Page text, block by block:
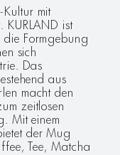
mit
ist
Formgebung
sich
Das
aus
macht den
zeitlosen
Mit einem
der Mug
Tee, Matcha